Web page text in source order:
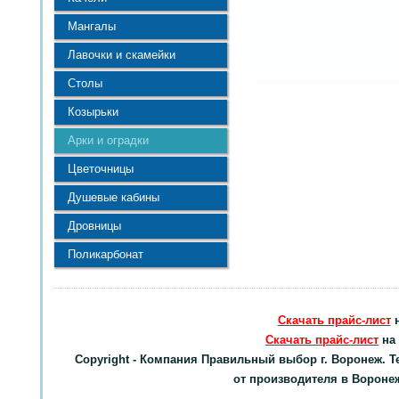
Мангалы
Лавочки и скамейки
Столы
Козырьки
Арки и оградки
Цветочницы
Душевые кабины
Дровницы
Поликарбонат
Скачать прайс-лист
Скачать прайс-лист на
Copyright - Компания Правильный выбор г. Воронеж.
от производителя в